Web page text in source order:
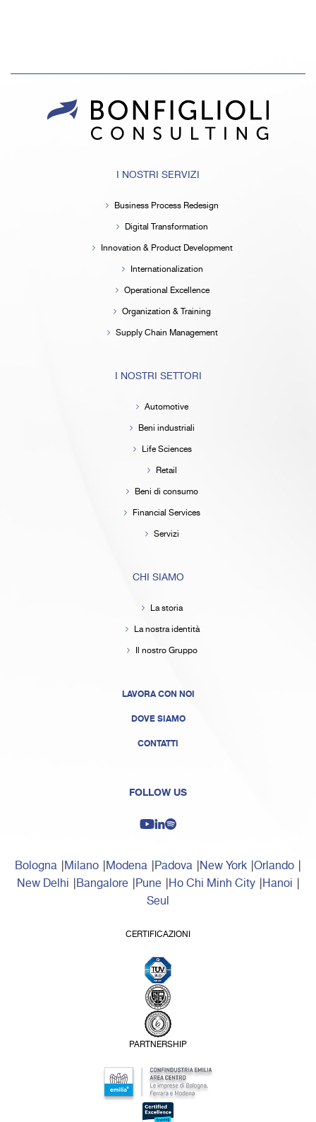
I NOSTRI SERVIZI
Business Process Redesign
Digital Transformation
Innovation & Product Development
Internationalization
Operational Excellence
Organization & Training
Supply Chain Management
I NOSTRI SETTORI
Automotive
Beni industriali
Life Sciences
Retail
Beni di consumo
Financial Services
Servizi
CHI SIAMO
La storia
La nostra identità
Il nostro Gruppo
LAVORA CON NOI
DOVE SIAMO
CONTATTI
FOLLOW US
Bologna Milano Modena Padova New York Orlando
New Delhi Bangalore Pune Ho Chi Minh City Hanoi
Seul
CERTIFICAZIONI
PARTNERSHIP